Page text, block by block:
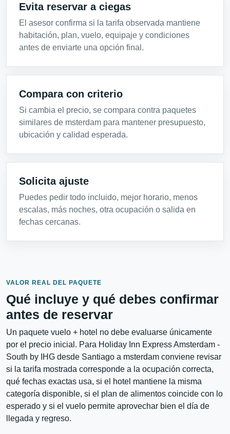
Evita reservar a ciegas
El asesor confirma si la tarifa observada mantiene
habitación, plan, vuelo, equipaje y condiciones
antes de enviarte una opción final.
Compara con criterio
Si cambia el precio, se compara contra paquetes
similares de msterdam para mantener presupuesto,
ubicación y calidad esperada.
Solicita ajuste
Puedes pedir todo incluido, mejor horario, menos
escalas, más noches, otra ocupación o salida en
fechas cercanas.
VALOR REAL DEL PAQUETE
Qué incluye y qué debes confirmar
antes de reservar
Un paquete vuelo + hotel no debe evaluarse únicamente
por el precio inicial. Para Holiday Inn Express Amsterdam -
South by IHG desde Santiago a msterdam conviene revisar
si la tarifa mostrada corresponde a la ocupación correcta,
qué fechas exactas usa, si el hotel mantiene la misma
categoría disponible, si el plan de alimentos coincide con lo
esperado y si el vuelo permite aprovechar bien el día de
llegada y regreso.